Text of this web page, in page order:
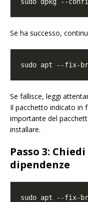
Se ha successo,
Se fallisce, leggi
Il pacchetto indicato in
importante del
installare.
Passo 3:
dipendenze